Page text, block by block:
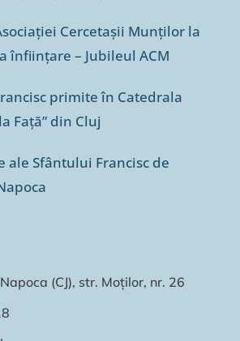
Cercetașii Munților la
înființare – Jubileul ACM
primite în Catedrala
Față” din Cluj
ale Sfântului Francisc de
(CJ), str. Moților, nr. 26